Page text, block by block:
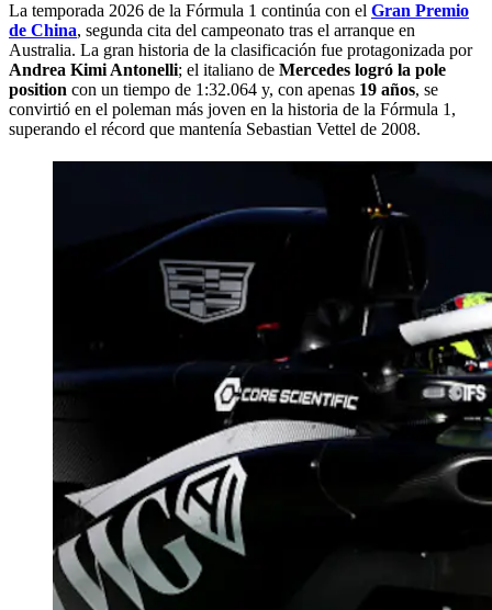
La temporada 2026 de la Fórmula 1 continúa con el Gran Premio
de China, segunda cita del campeonato tras el arranque en
Australia. La gran historia de la clasificación fue protagonizada por
Andrea Kimi Antonelli; el italiano de Mercedes logró la pole
position con un tiempo de 1:32.064 y, con apenas 19 años, se
convirtió en el poleman más joven en la historia de la Fórmula 1,
superando el récord que mantenía Sebastian Vettel de 2008.